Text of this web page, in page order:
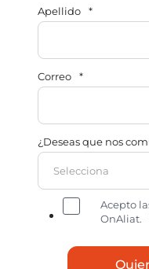
Apellido *
Correo *
¿Deseas que nos
Acepto
OnAliat.